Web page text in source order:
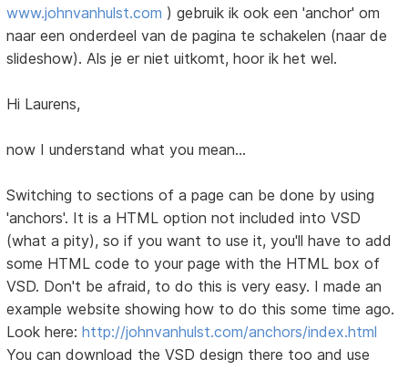
www.johnvanhulst.com ) gebruik ik ook een 'anchor' om
naar een onderdeel van de pagina te schakelen (naar de
slideshow). Als je er niet uitkomt, hoor ik het wel.
Hi Laurens,
now I understand what you mean...
Switching to sections of a page can be done by using
'anchors'. It is a HTML option not included into VSD
(what a pity), so if you want to use it, you'll have to add
some HTML code to your page with the HTML box of
VSD. Don't be afraid, to do this is very easy. I made an
example website showing how to do this some time ago.
Look here:http://johnvanhulst.com/anchors/index.html
You can download the VSD design there too and use